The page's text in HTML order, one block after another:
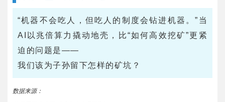
“机器不会吃人，但吃人的制度会钻进机器。”当
AI以兆倍算力撬动地壳，比“如何高效挖矿”更紧
迫的问题是——
我们该为子孙留下怎样的矿坑？
数据来源：